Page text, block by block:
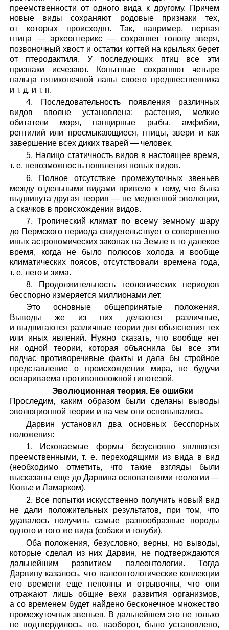
преемственности от одного вида к другому. Причем
новые виды сохраняют родовые признаки тех,
от которых происходят. Так, например, первая
птица — археоптерикс — сохраняет голову зверя,
позвоночный хвост и остатки когтей на крыльях берет
от птеродактиля. У последующих птиц все эти
признаки исчезают. Копытные сохраняют четыре
пальца пятиконечной лапы своего предшественника
и т. д. и т. п.
4. Последовательность появления различных
видов вполне установлена: растения, мелкие
обитатели моря, панцирные рыбы, амфибии,
рептилий или пресмыкающиеся, птицы, звери и как
завершение всех диких тварей — человек.
5. Налицо статичность видов в настоящее время,
т. е. невозможность появления новых видов.
6. Полное отсутствие промежуточных звеньев
между отдельными видами привело к тому, что была
выдвинута другая теория — не медленной эволюции,
а скачков в происхождении видов.
7. Тропический климат по всему земному шару
до Пермского периода свидетельствует о совершенно
иных астрономических законах на Земле в то далекое
время, когда не было полюсов холода и вообще
климатических поясов, отсутствовали времена года,
т. е. лето и зима.
8. Продолжительность геологических периодов
бесспорно измеряется миллионами лет.
Это основные общепринятые положения.
Выводы же из них делаются различные,
и выдвигаются различные теории для объяснения тех
или иных явлений. Нужно сказать, что вообще нет
ни одной теории, которая объяснила бы все эти
подчас противоречивые факты и дала бы стройное
представление о происхождении мира, не будучи
оспариваема противоположной гипотезой.
Эволюционная теория. Ее ошибки
Проследим, каким образом были сделаны выводы
эволюционной теории и на чем они основывались.
Дарвин установил два основных бесспорных
положения:
1. Ископаемые формы безусловно являются
преемственными, т. е. переходящими из вида в вид
(необходимо отметить, что такие взгляды были
высказаны еще до Дарвина основателями геологии —
Кювье и Ламарком).
2. Все попытки искусственно получить новый вид
не дали положительных результатов, при том, что
удавалось получить самые разнообразные породы
одного и того же вида (собаки и голуби).
Оба положения, безусловно, верны, но выводы,
которые сделал из них Дарвин, не подтверждаются
дальнейшим развитием палеонтологии. Тогда
Дарвину казалось, что палеонтологические коллекции
его времени еще неполны и отрывочны, что они
отражают лишь общие вехи развития организмов,
а со временем будет найдено бесконечное множество
промежуточных звеньев. В дальнейшем это не только
не подтвердилось, но, наоборот, было установлено,